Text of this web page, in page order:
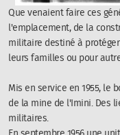
Que venaient faire ces
l'emplacement, de la
militaire destiné à
leurs familles ou pour
Mis en service en 1955, le
de la mine de l'Imini. Des
militaires.